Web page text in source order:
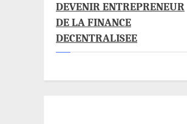
DEVENIR ENTREPRENEUR
DE LA FINANCE
DECENTRALISEE